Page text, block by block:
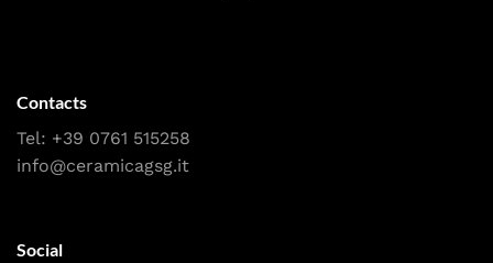
Contacts
Tel: +39 0761 515258
info@ceramicagsg.it
Social